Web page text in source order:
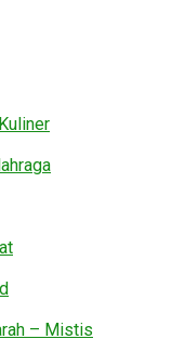
– Mistis